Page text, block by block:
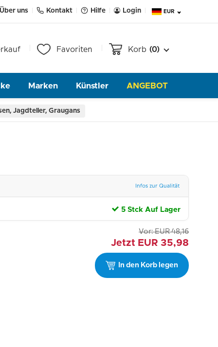
uns Kontakt Hilfe Login EUR
Favoriten Korb (0)
Marken Künstler ANGEBOT
Jagdteller, Graugans
Infos zur Qualität
5 Stck Auf Lager
Vor: EUR 48,16
Jetzt EUR 35,98
In den Korb legen